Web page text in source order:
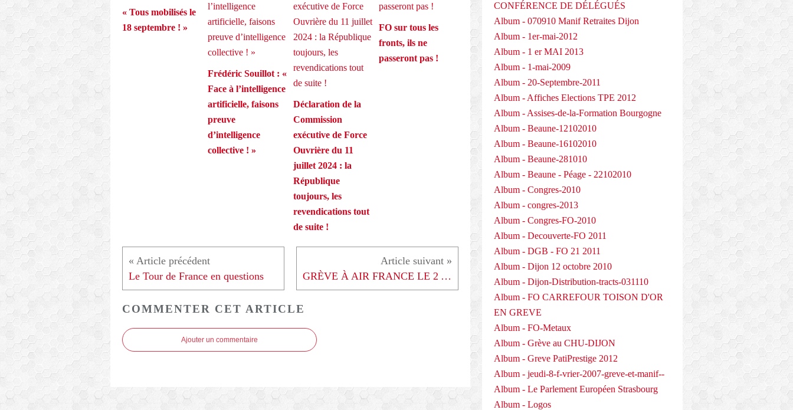
« Tous mobilisés le
18 septembre ! »
Frédéric Souillot : «
Face à l’intelligence
artificielle, faisons
preuve
d’intelligence
collective ! »
Déclaration de la
Commission
exécutive de Force
Ouvrière du 11
juillet 2024 : la
République
toujours, les
revendications tout
de suite !
FO sur tous les
fronts, ils ne
passeront pas !
Le Tour de France en questions GRÈVE À AIR FRANCE LE 2 AOÛT
COMMENTER CET ARTICLE
Ajouter un commentaire
CONFÉRENCE DE DÉLÉGUÉS
Album - 070910 Manif Retraites Dijon
Album - 1er-mai-2012
Album - 1 er MAI 2013
Album - 1-mai-2009
Album - 20-Septembre-2011
Album - Affiches Elections TPE 2012
Album - Assises-de-la-Formation Bourgogne
Album - Beaune-12102010
Album - Beaune-16102010
Album - Beaune-281010
Album - Beaune - Péage - 22102010
Album - Congres-2010
Album - congres-2013
Album - Congres-FO-2010
Album - Decouverte-FO 2011
Album - DGB - FO 21 2011
Album - Dijon 12 octobre 2010
Album - Dijon-Distribution-tracts-031110
Album - FO CARREFOUR TOISON D'OR
EN GREVE
Album - FO-Metaux
Album - Grève au CHU-DIJON
Album - Greve PatiPrestige 2012
Album - jeudi-8-f-vrier-2007-greve-et-manif--
Album - Le Parlement Européen Strasbourg
Album - Logos